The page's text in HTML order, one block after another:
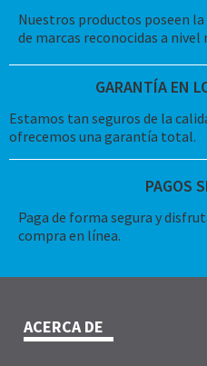
Nuestros productos poseen
de marcas reconocidas a nivel
GARANTÍA EN
Estamos tan seguros de la
ofrecemos una garantía total.
PAGOS
Paga de forma segura y
compra en línea.
ACERCA DE